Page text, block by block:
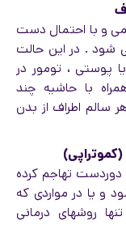
و با احتمال دست
شود . در این حالت
پوستی ، تومور در
با حاشیه چند
سالم اطراف از بدن
دوردست تهاجم کرده
و یا در مواردی که
روشهای درمانی